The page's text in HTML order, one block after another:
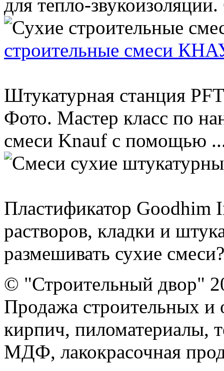
для тепло-
строительные смеси
Штукатурная станция
Фото. Мастер класс по
смеси Knauf с помощью
Пластификатор Goodhim
растворов, кладки и
размешивать сухие
© "Строительный двор"
Продажа строительных и
кирпич, пиломатериалы,
МДФ, лакокрасочная